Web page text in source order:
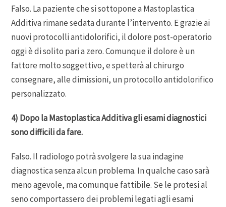
Falso. La paziente che si sottopone a Mastoplastica
Additiva rimane sedata durante l’intervento. E grazie ai
nuovi protocolli antidolorifici, il dolore post-operatorio
oggi è di solito pari a zero. Comunque il dolore è un
fattore molto soggettivo, e spetterà al chirurgo
consegnare, alle dimissioni, un protocollo antidolorifico
personalizzato.
4) Dopo la Mastoplastica Additiva gli esami diagnostici
sono difficili da fare.
Falso. Il radiologo potrà svolgere la sua indagine
diagnostica senza alcun problema. In qualche caso sarà
meno agevole, ma comunque fattibile. Se le protesi al
seno comportassero dei problemi legati agli esami